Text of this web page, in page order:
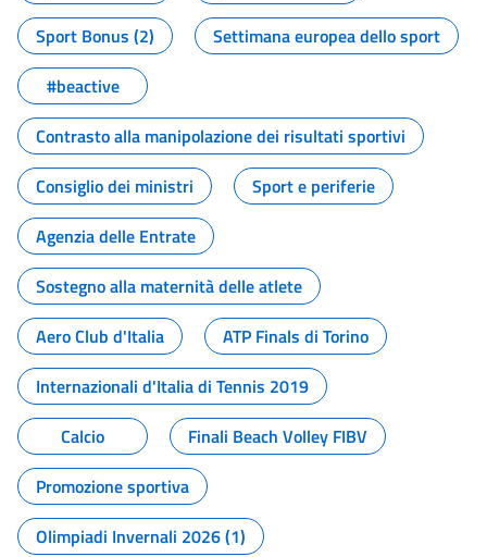
Sport Bonus (2)
Settimana europea dello sport
#beactive
Contrasto alla manipolazione dei risultati sportivi
Consiglio dei ministri
Sport e periferie
Agenzia delle Entrate
Sostegno alla maternità delle atlete
Aero Club d'Italia
ATP Finals di Torino
Internazionali d'Italia di Tennis 2019
Calcio
Finali Beach Volley FIBV
Promozione sportiva
Olimpiadi Invernali 2026 (1)